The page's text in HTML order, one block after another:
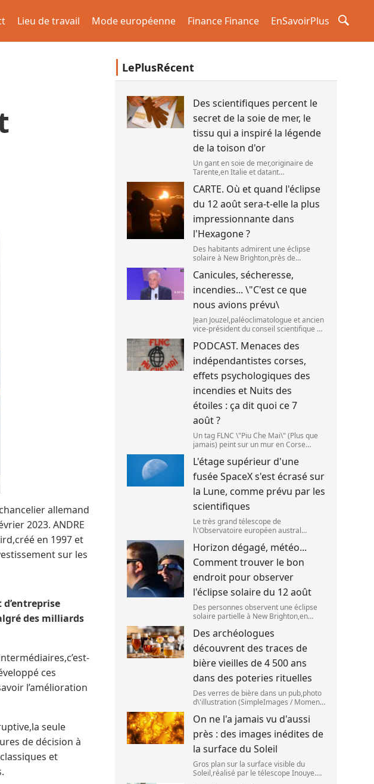
Lieu de travail Mode européenne Finance Finance EnSavoirPlus
allemand
2023. ANDRE
en 1997 et
sur les
des milliards
ces
l’amélioration
seule
de décision à
et
LePlusRécent
Des scientifiques percent le
secret de la soie de mer, le
tissu qui a inspiré la légende
de la toison d'or
Un gant en soie de mer,originaire de
Tarente,en Italie et datant
(OWN WORK / JOHN HILL)
CARTE. Où et quand l'éclipse
du 12 août sera-t-elle la plus
impressionnante dans
l'Hexagone ?
Des habitants admirent une éclipse
solaire à New Brighton,près de
septembre 2025. (SANKA
VIDANAGAMA )
Canicules, sécheresse,
incendies... \"C'est ce que
nous avions prévu\
Jean Jouzel,paléoclimatologue et ancien
vice-président du conseil scientifique du
(FRANCEINFO / RADIO FRANCE)
PODCAST. Menaces des
indépendantistes corses,
effets psychologiques des
incendies et Nuits des
étoiles : ça dit quoi ce 7
août ?
Un tag FLNC \"Piu Che Mai\" (Plus que
jamais) peint sur un mur en Corse
CASABIANCA )
L'étage supérieur d'une
fusée SpaceX s'est écrasé sur
la Lune, comme prévu par les
scientifiques
Le très grand télescope de
l\'Observatoire européen austral
preuves que l\'étage supérieur d\'une
fusée de SpaceX s\'est bien écrasé sur
la Lune,le 5 aoû
Horizon dégagé, météo...
Comment trouver le bon
endroit pour observer
l'éclipse solaire du 12 août
Des personnes observent une éclipse
solaire partielle à New Brighton,en
2025. (SANKA VIDANAGAMA )
Des archéologues
découvrent des traces de
bière vieilles de 4 500 ans
dans des poteries rituelles
Des verres de bière dans un pub,photo
d\'illustration (SimpleImages / Moment
boisson alcoolisée du monde. Les
premières traces de bière ont été
retrouvées ch
On ne l'a jamais vu d'aussi
près : des images inédites de
la surface du Soleil
Gros plan sur la surface visible du
Soleil,réalisé par le télescope Inouye.
(NSF/NSO/AURA/MPS) Certains se